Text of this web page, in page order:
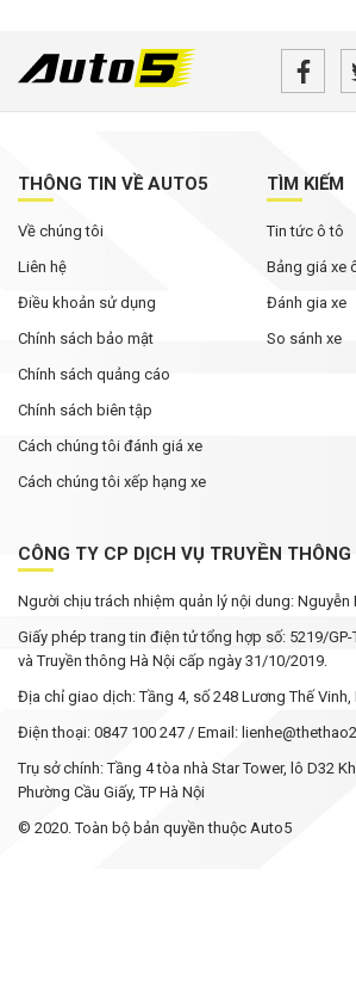
Từ tháng 8/2026, loạt quy
thông người dân cần biết
Tháng Ngâu chưa tới, phân
THÔNG TIN VỀ AUTO5
Về chúng tôi
Liên hệ
Điều khoản sử dụng
Chính sách bảo mật
Chính sách quảng cáo
Chính sách biên tập
Cách chúng tôi đánh giá xe
Cách chúng tôi xếp hạng xe
TÌM KIẾM
Tin tức ô tô
Bảng giá xe
Đánh gia xe
So sánh xe
CÔNG TY CP DỊCH VỤ TRUYỀN
Người chịu trách nhiệm quản lý nội dung: Nguyễn
Giấy phép trang tin điện tử tổng hợp số: 5219/
và Truyền thông Hà Nội cấp ngày 31/10/2019.
Địa chỉ giao dịch: Tầng 4, số 248 Lương Thế Vinh,
Điện thoại: 0847 100 247 / Email:
Trụ sở chính: Tầng 4 tòa nhà Star Tower, lô D32
Phường Cầu Giấy, TP Hà Nội
© 2020. Toàn bộ bản quyền thuộc Auto5